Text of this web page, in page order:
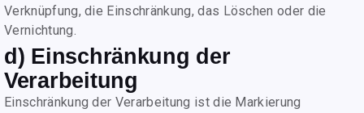
Verknüpfung, die Einschränkung, das Löschen oder die
Vernichtung.
d) Einschränkung der
Verarbeitung
Einschränkung der Verarbeitung ist die Markierung